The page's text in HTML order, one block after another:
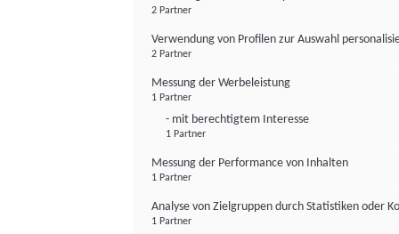
2 Partner
Verwendung von Profilen zur Auswahl
2 Partner
Messung der Werbeleistung
1 Partner
- mit berechtigtem Interesse
1 Partner
Messung der Performance von Inhalten
1 Partner
Analyse von Zielgruppen durch Statistiken oder
1 Partner